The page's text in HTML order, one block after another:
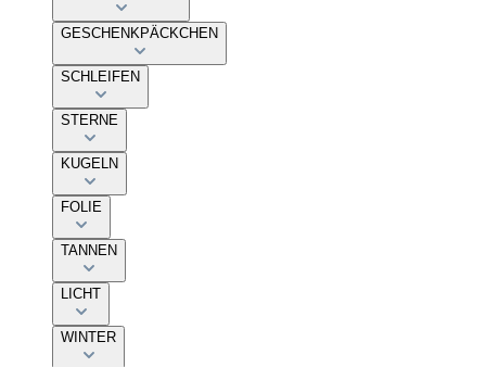
GESCHENKPÄCKCHEN
SCHLEIFEN
STERNE
KUGELN
FOLIE
TANNEN
LICHT
WINTER